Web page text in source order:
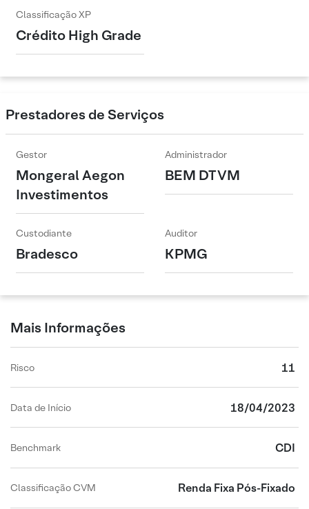
Classificação XP
Crédito High Grade
Prestadores de Serviços
Gestor
Mongeral Aegon
Investimentos
Administrador
BEM DTVM
Custodiante
Bradesco
Auditor
KPMG
Mais Informações
Risco 11
Data de Início 18/04/2023
Benchmark CDI
Classificação CVM Renda Fixa Pós-Fixado